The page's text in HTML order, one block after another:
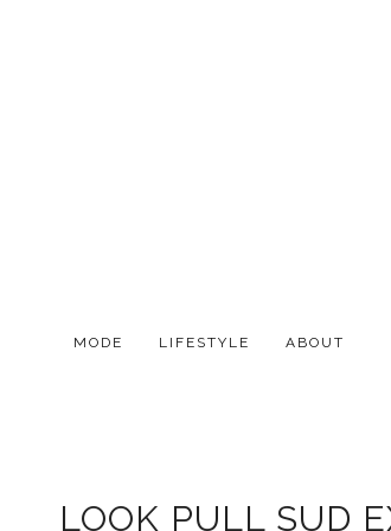
MODE LIFESTYLE ABOUT
LOOK PULL SUD